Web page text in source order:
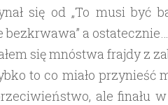
się od „To musi być
bezkrwawa” a
się mnóstwa frajdy z
to co miało przynieść
ale finału